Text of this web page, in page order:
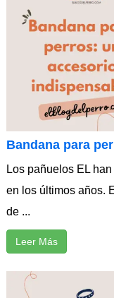
Bandana para
Los pañuelos EL
en los últimos años.
de ...
Leer Más